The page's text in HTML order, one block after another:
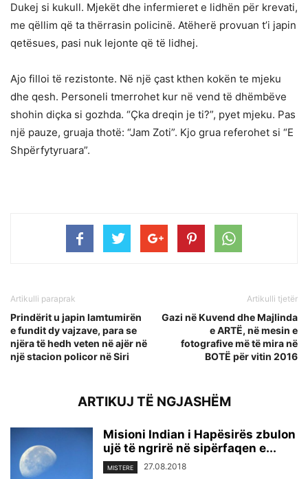
Dukej si kukull. Mjekët dhe infermieret e lidhën për krevati,
me qëllim që ta thërrasin policinë. Atëherë provuan t’i japin
qetësues, pasi nuk lejonte që të lidhej.
Ajo filloi të rezistonte. Në një çast kthen kokën te mjeku
dhe qesh. Personeli tmerrohet kur në vend të dhëmbëve
shohin diçka si gozhda. “Çka dreqin je ti?”, pyet mjeku. Pas
një pauze, gruaja thotë: “Jam Zoti”. Kjo grua referohet si “E
Shpërfytyruara”.
Artikulli paraprak
Prindërit u japin lamtumirën
e fundit dy vajzave, para se
njëra të hedh veten në ajër në
një stacion policor në Siri
Artikulli tjetër
Gazi në Kuvend dhe Majlinda
e ARTË, në mesin e
fotografive më të mira në
BOTË për vitin 2016
ARTIKUJ TË NGJASHËM
Misioni Indian i Hapësirës zbulon
ujë të ngrirë në sipërfaqen e...
MISTERE 27.08.2018